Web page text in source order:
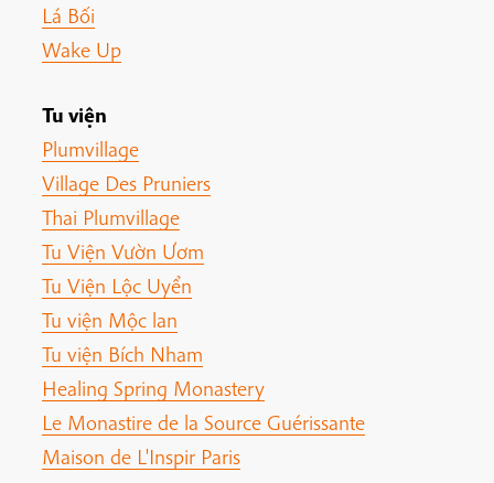
Lá Bối
Wake Up
Tu viện
Plumvillage
Village Des Pruniers
Thai Plumvillage
Tu Viện Vườn Ươm
Tu Viện Lộc Uyển
Tu viện Mộc lan
Tu viện Bích Nham
Healing Spring Monastery
Le Monastire de la Source Guérissante
Maison de L'Inspir Paris